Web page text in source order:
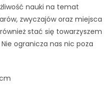
nauki na temat
zwyczajów oraz miejsca
stać się towarzyszem
ogranicza nas nic poza